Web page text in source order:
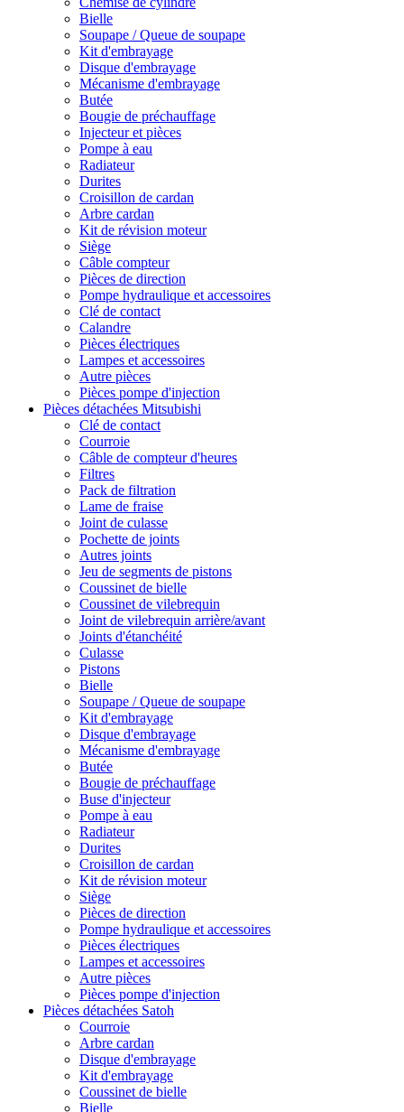
Bielle
Soupape / Queue de soupape
Kit d'embrayage
Disque d'embrayage
Mécanisme d'embrayage
Butée
Bougie de préchauffage
Injecteur et pièces
Pompe à eau
Radiateur
Durites
Croisillon de cardan
Arbre cardan
Kit de révision moteur
Siège
Câble compteur
Pièces de direction
Pompe hydraulique et accessoires
Clé de contact
Calandre
Pièces électriques
Lampes et accessoires
Autre pièces
Pièces pompe d'injection
Pièces détachées Mitsubishi
Clé de contact
Courroie
Câble de compteur d'heures
Filtres
Pack de filtration
Lame de fraise
Joint de culasse
Pochette de joints
Autres joints
Jeu de segments de pistons
Coussinet de bielle
Coussinet de vilebrequin
Joint de vilebrequin arrière/avant
Joints d'étanchéité
Culasse
Pistons
Bielle
Soupape / Queue de soupape
Kit d'embrayage
Disque d'embrayage
Mécanisme d'embrayage
Butée
Bougie de préchauffage
Buse d'injecteur
Pompe à eau
Radiateur
Durites
Croisillon de cardan
Kit de révision moteur
Siège
Pièces de direction
Pompe hydraulique et accessoires
Pièces électriques
Lampes et accessoires
Autre pièces
Pièces pompe d'injection
Pièces détachées Satoh
Courroie
Arbre cardan
Disque d'embrayage
Kit d'embrayage
Coussinet de bielle
Bielle